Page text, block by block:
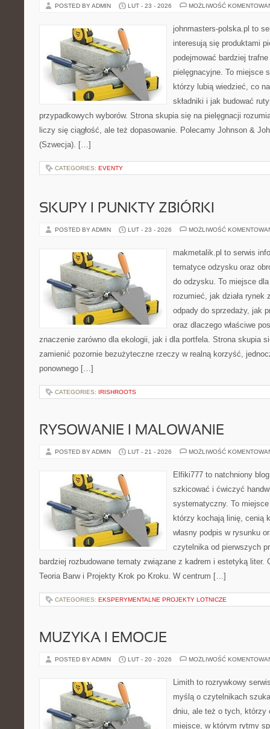
POSTED BY ADMIN LUT - 23 - 2026 MOŻLIWOŚĆ
johnmasters-polska.pl to
interesują się produktami
podejmować bardziej
pielęgnacyjne. To miejsce
którzy lubią wiedzieć, co
składniki i jak budować
przypadkowych wyborów. Strona skupia się na pielęgnacji
liczy się ciągłość, ale też dopasowanie. Polecamy Johnson &
(Szwecja). […]
CATEGORIES: EVENTY
SKUPY I PUNKTY ZBIÓRKI
POSTED BY ADMIN LUT - 23 - 2026 MOŻLIWOŚĆ
makmetalik.pl to serwis
tematyce odzysku oraz
do odzysku. To miejsce
rozumieć, jak działa rynek
odpady do sprzedaży, jak
oraz dlaczego właściwe
znaczenie zarówno dla ekologii, jak i dla portfela. Strona skupia
zamienić pozornie bezużyteczne rzeczy w realną korzyść,
ponownego […]
CATEGORIES: IRISHROOTS
RYSOWANIE I MALOWANIE
POSTED BY ADMIN LUT - 21 - 2026 MOŻLIWOŚĆ
Elfiki777 to natchniony
szkicować i ćwiczyć
systematyczny. To
którzy kochają linię, cenią
własny podpis w rysunku
czytelnika od pierwszych
bardziej rozbudowane tematy związane z kadrem i estetyką liter.
Teoria Barw i Projekty Krok po Kroku. W centrum […]
CATEGORIES: EKSPERYMENTALNE PROJEKTY LOTNICZE
MUZYKA I EMOCJE
POSTED BY ADMIN LUT - 20 - 2026 MOŻLIWOŚĆ
Limith to rozrywkowy
myślą o czytelnikach
dniu, ale też o tych, którzy
miejsce, w którym rytmy